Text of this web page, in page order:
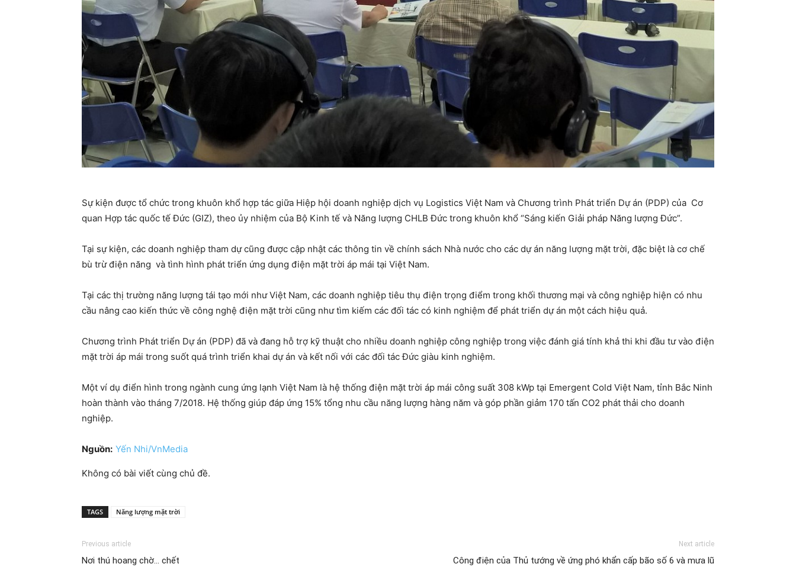
Sự kiện được tổ chức trong khuôn khổ hợp tác giữa Hiệp hội doanh nghiệp dịch vụ Logistics Việt Nam và Chương trình Phát triển Dự án (PDP) của Cơ
quan Hợp tác quốc tế Đức (GIZ), theo ủy nhiệm của Bộ Kinh tế và Năng lượng CHLB Đức trong khuôn khổ “Sáng kiến Giải pháp Năng lượng Đức”.
Tại sự kiện, các doanh nghiệp tham dự cũng được cập nhật các thông tin về chính sách Nhà nước cho các dự án năng lượng mặt trời, đặc biệt là cơ chế
bù trừ điện năng và tình hình phát triển ứng dụng điện mặt trời áp mái tại Việt Nam.
Tại các thị trường năng lượng tái tạo mới như Việt Nam, các doanh nghiệp tiêu thụ điện trọng điểm trong khối thương mại và công nghiệp hiện có nhu
cầu nâng cao kiến thức về công nghệ điện mặt trời cũng như tìm kiếm các đối tác có kinh nghiệm để phát triển dự án một cách hiệu quả.
Chương trình Phát triển Dự án (PDP) đã và đang hỗ trợ kỹ thuật cho nhiều doanh nghiệp công nghiệp trong việc đánh giá tính khả thi khi đầu tư vào điện
mặt trời áp mái trong suốt quá trình triển khai dự án và kết nối với các đối tác Đức giàu kinh nghiệm.
Một ví dụ điển hình trong ngành cung ứng lạnh Việt Nam là hệ thống điện mặt trời áp mái công suất 308 kWp tại Emergent Cold Việt Nam, tỉnh Bắc Ninh
hoàn thành vào tháng 7/2018. Hệ thống giúp đáp ứng 15% tổng nhu cầu năng lượng hàng năm và góp phần giảm 170 tấn CO2 phát thải cho doanh
nghiệp.
Nguồn: Yến Nhi/VnMedia
Không có bài viết cùng chủ đề.
TAGS Năng lượng mặt trời
Previous article
Nơi thú hoang chờ… chết
Next article
Công điện của Thủ tướng về ứng phó khẩn cấp bão số 6 và mưa lũ